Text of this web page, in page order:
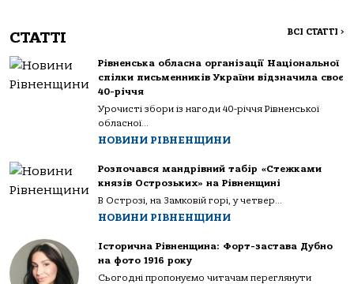
СТАТТІ ВСІ СТАТТІ >
Рівненська обласна організації Національної
спілки письменників України відзначила своє
40-річчя
Урочисті збори із нагоди 40-річчя Рівненської
обласної...
НОВИНИ РІВНЕНЩИНИ
Розпочався мандрівний табір «Стежками
князів Острозьких» на Рівненщині
В Острозі, на Замковій горі, у четвер...
НОВИНИ РІВНЕНЩИНИ
Історична Рівненщина: Форт-застава Дубно
на фото 1916 року
Сьогодні пропонуємо читачам переглянути